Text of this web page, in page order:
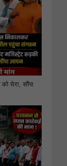
घेरा, सौंपा